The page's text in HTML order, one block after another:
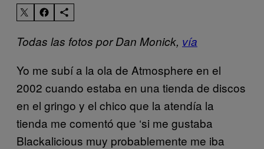
Todas las fotos por Dan Monick, vía
Yo me subí a la ola de Atmosphere en el
2002 cuando estaba en una tienda de discos
en el gringo y el chico que la atendía la
tienda me comentó que ‘si me gustaba
Blackalicious muy probablemente me iba